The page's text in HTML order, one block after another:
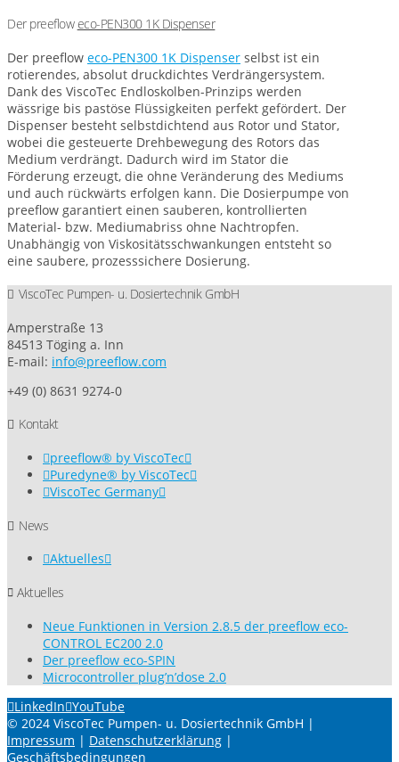
Der preefloweco-PEN300 1K Dispenser
Der preeflow eco-PEN300 1K Dispenser selbst ist ein
rotierendes, absolut druckdichtes Verdrängersystem.
Dank des ViscoTec Endloskolben-Prinzips werden
wässrige bis pastöse Flüssigkeiten perfekt gefördert. Der
Dispenser besteht selbstdichtend aus Rotor und Stator,
wobei die gesteuerte Drehbewegung des Rotors das
Medium verdrängt. Dadurch wird im Stator die
Förderung erzeugt, die ohne Veränderung des Mediums
und auch rückwärts erfolgen kann. Die Dosierpumpe von
preeflow garantiert einen sauberen, kontrollierten
Material- bzw. Mediumabriss ohne Nachtropfen.
Unabhängig von Viskositätsschwankungen entsteht so
eine saubere, prozesssichere Dosierung.
ViscoTec Pumpen- u. Dosiertechnik GmbH
Amperstraße 13
84513 Töging a. Inn
E-mail: info@preeflow.com
+49 (0) 8631 9274-0
Kontakt
preeflow® by ViscoTec
Puredyne® by ViscoTec
ViscoTec Germany
News
Aktuelles
Aktuelles
Neue Funktionen in Version 2.8.5 der preeflow eco-
CONTROL EC200 2.0
Der preeflow eco-SPIN
Microcontroller plug’n’dose 2.0
LinkedIn YouTube
© 2024 ViscoTec Pumpen- u. Dosiertechnik GmbH |
Impressum | Datenschutzerklärung |
Geschäftsbedingungen